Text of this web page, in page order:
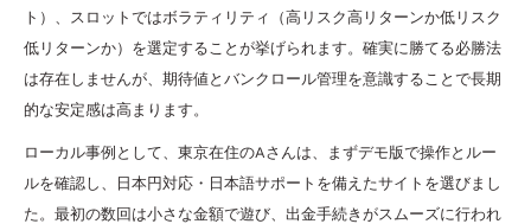
ト）、スロットではボラティリティ（高リスク高リターンか低リスク
低リターンか）を選定することが挙げられます。確実に勝てる必勝法
は存在しませんが、期待値とバンクロール管理を意識することで長期
的な安定感は高まります。
ローカル事例として、東京在住のAさんは、まずデモ版で操作とルー
ルを確認し、日本円対応・日本語サポートを備えたサイトを選びまし
た。最初の数回は小さな金額で遊び、出金手続きがスムーズに行われ